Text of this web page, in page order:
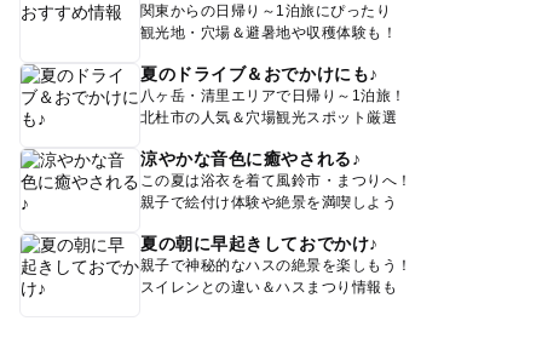
関東からの日帰り～1泊旅にぴったり
観光地・穴場＆避暑地や収穫体験も！
夏のドライブ＆おでかけにも♪
八ヶ岳・清里エリアで日帰り～1泊旅！
北杜市の人気＆穴場観光スポット厳選
涼やかな音色に癒やされる♪
この夏は浴衣を着て風鈴市・まつりへ！
親子で絵付け体験や絶景を満喫しよう
夏の朝に早起きしておでかけ♪
親子で神秘的なハスの絶景を楽しもう！
スイレンとの違い＆ハスまつり情報も